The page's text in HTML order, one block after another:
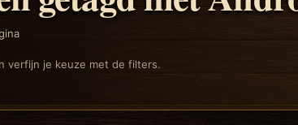
verfijn je keuze met de filters.